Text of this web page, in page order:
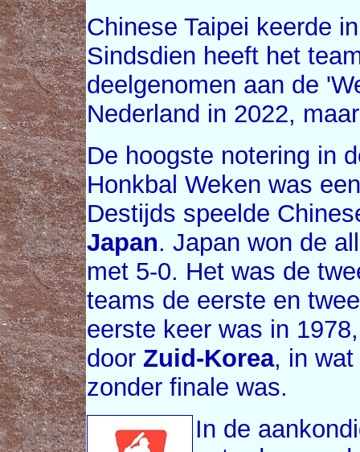
Chinese Taipei keerde
Sindsdien heeft het
deelgenomen aan de
Nederland in 2022,
De hoogste notering in
Honkbal Weken was
Destijds speelde
Japan. Japan won de
met 5-0. Het was de
teams de eerste en
eerste keer was in
door Zuid-Korea, in wat
zonder finale was.
In de